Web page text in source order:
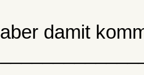
aber damit